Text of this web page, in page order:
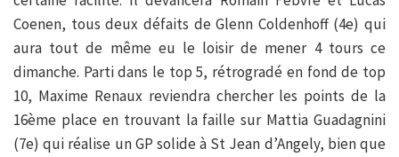
Coenen, tous deux défaits de Glenn Coldenhoff (4e) qui
aura tout de même eu le loisir de mener 4 tours ce
dimanche. Parti dans le top 5, rétrogradé en fond de top
10, Maxime Renaux reviendra chercher les points de la
16ème place en trouvant la faille sur Mattia Guadagnini
(7e) qui réalise un GP solide à St Jean d’Angely, bien que